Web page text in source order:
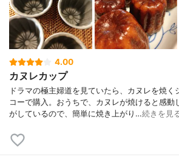
4.00
カヌレカップ
ドラマの極主婦道を見ていたら、カヌレを焼く
コーで購入。おうちで、カヌレが焼けると感動
がしているので、簡単に焼き上がり…続きを見